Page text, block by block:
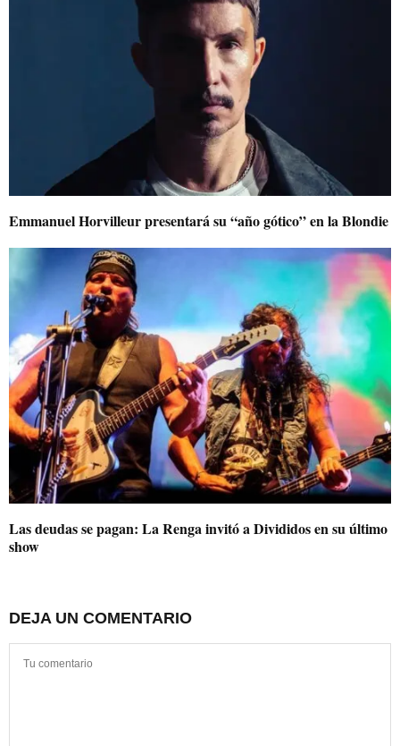
Emmanuel Horvilleur presentará su “año gótico” en la Blondie
Las deudas se pagan: La Renga invitó a Divididos en su último
show
DEJA UN COMENTARIO